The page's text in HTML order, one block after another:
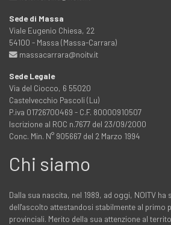
Sede di Massa
Viale Eugenio Chiesa, 22
54100 - Massa (Massa-Carrara)
massacarrara@noitv.it
Sede Legale
Via del Ciocco, 6 55020
Castelvecchio Pascoli (Lu)
P.iva 01726700469 - C.F. 80000910507
Iscrizione al ROC n.7677 del 23/09/2000
Conc. Min. N° 905667 del 2 Marzo 1994
Chi siamo
Dalla sua nascita, nel 1989, ad oggi, NOITV ha
dell'ascolto attestandosi stabilmente al primo
provinciali. Merito della sua attenzione al